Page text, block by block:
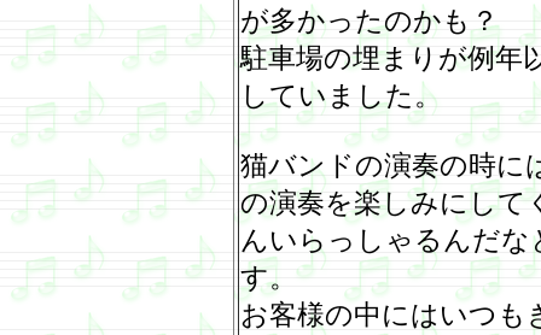
が多かったのかも？
駐車場の埋まりが例年
していました。
猫バンドの演奏の時に
の演奏を楽しみにし
んいらっしゃるんだ
す。
お客様の中にはいつ